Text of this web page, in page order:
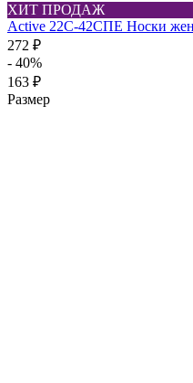
ХИТ ПРОДАЖ
Active 22C-42СПЕ Носки
272 ₽
- 40%
163 ₽
Размер